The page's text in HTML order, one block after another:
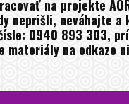
na projekte
neprišli, neváhajte
0940 893 303,
materiály na odkaze